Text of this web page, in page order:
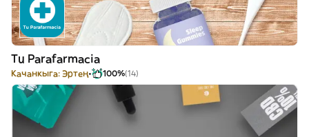
Tu Parafarmacia
Качанкыга: Эртең 100%(14)